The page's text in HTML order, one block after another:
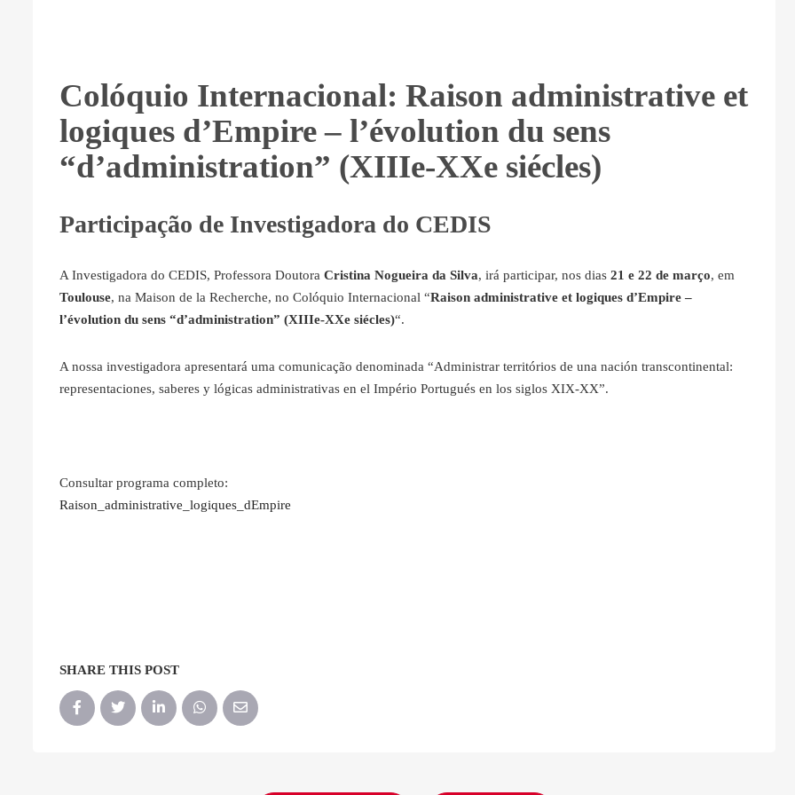
Colóquio Internacional: Raison administrative et
logiques d’Empire – l’évolution du sens
“d’administration” (XIIIe-XXe siécles)
Participação de Investigadora do CEDIS
A Investigadora do CEDIS, Professora Doutora Cristina Nogueira da Silva, irá participar, nos dias 21 e 22 de março, em
Toulouse, na Maison de la Recherche, no Colóquio Internacional “Raison administrative et logiques d’Empire –
l’évolution du sens “d’administration” (XIIIe-XXe siécles)“.
A nossa investigadora apresentará uma comunicação denominada “Administrar territórios de una nación transcontinental:
representaciones, saberes y lógicas administrativas en el Império Portugués en los siglos XIX-XX”.
Consultar programa completo:
Raison_administrative_logiques_dEmpire
SHARE THIS POST